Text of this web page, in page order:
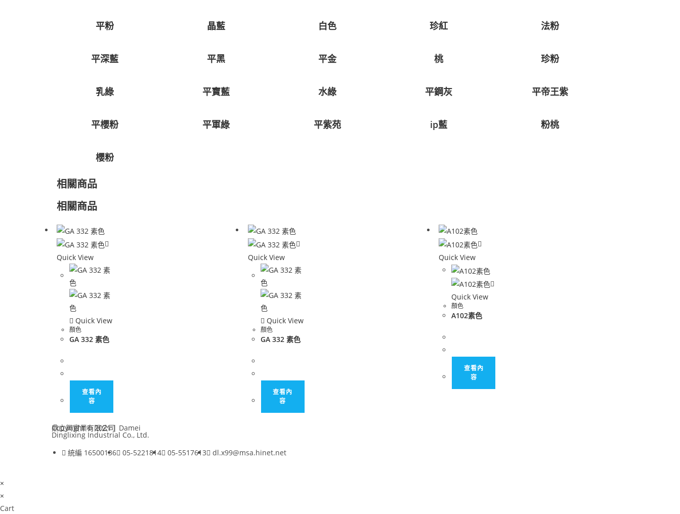
平粉 晶藍 白色 珍紅 法粉
平深藍 平黑 平金 桃 珍粉
乳綠 平寶藍 水綠 平鋼灰 平帝王紫
平櫻粉 平軍綠 平紫苑 ip藍 粉桃
櫻粉
相關商品
相關商品
Quick View
Quick View
顏色
GA 332 素色
查看內
容
Quick View
Quick View
顏色
GA 332 素色
查看內
容
Quick View
Quick View
顏色
A102素色
查看內
容
鼎立興實業有限公司
Dinglixing Industrial Co., Ltd.
統編 16500136
05-5221814 05-5517613 dl.x99@msa.hinet.net
Copyright © 2021 | Damei
×
×
Cart